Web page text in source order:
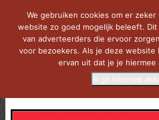
We gebruiken cookies om er
website zo goed mogelijk beleeft.
van adverteerders die ervoor
voor bezoekers. Als je deze website
ervan uit dat je je hiermee
Ik ga hiermee